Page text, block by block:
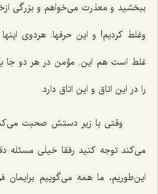
ببخشید و معذرت می‌خواهم و بزرگی
وغلط كردیم! و این حرفها. هردوی
غلط است هم این. مؤمن در هر دو جا
را در این اتاق و این اتاق دارد.
وقتی با زیر دستش صحبت
می‌كند توجه كنید رفقا خیلی مسئله
این‌طوریم، ما همه می‌گوییم برایمان